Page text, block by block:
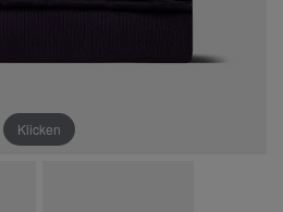
Klicken